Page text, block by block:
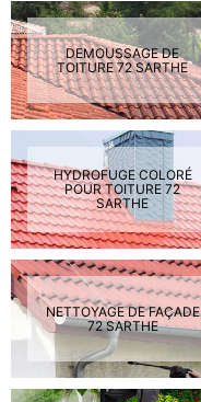
DEMOUSSAGE DE
TOITURE 72 SARTHE
HYDROFUGE COLORÉ
POUR TOITURE 72
SARTHE
NETTOYAGE DE FAÇADE
72 SARTHE